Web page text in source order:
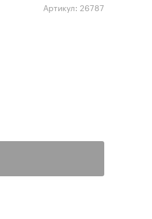
Артикул: 26787